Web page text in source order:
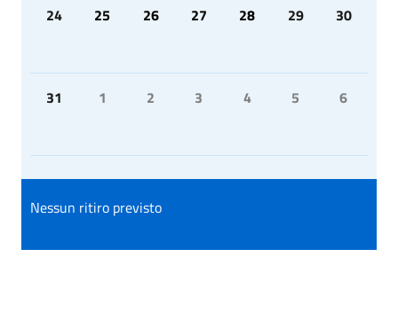
24 25 26 27 28 29 30
31 1 2 3 4 5 6
Nessun ritiro previsto